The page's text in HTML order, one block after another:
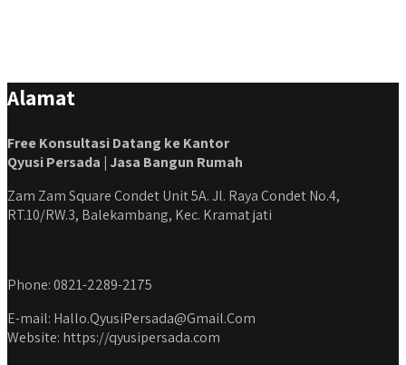
Alamat
Free Konsultasi Datang ke Kantor
Qyusi Persada | Jasa Bangun Rumah
Zam Zam Square Condet Unit 5A. Jl. Raya Condet No.4,
RT.10/RW.3, Balekambang, Kec. Kramat jati
Phone: 0821-2289-2175
E-mail: Hallo.QyusiPersada@Gmail.Com
Website: https://qyusipersada.com